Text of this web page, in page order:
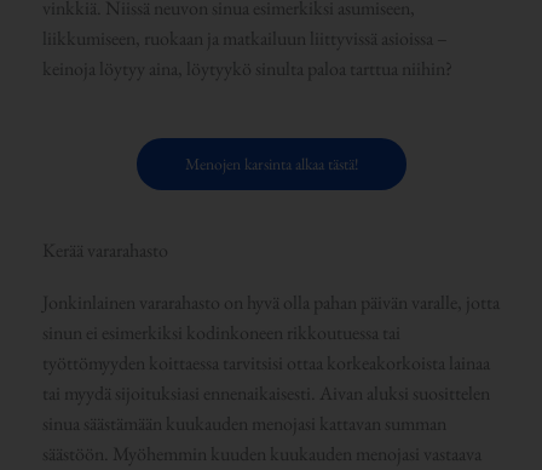
vinkkiä. Niissä neuvon sinua esimerkiksi asumiseen,
liikkumiseen, ruokaan ja matkailuun liittyvissä asioissa –
keinoja löytyy aina, löytyykö sinulta paloa tarttua niihin?
Menojen karsinta alkaa tästä!
Kerää vararahasto
Jonkinlainen vararahasto on hyvä olla pahan päivän varalle, jotta
sinun ei esimerkiksi kodinkoneen rikkoutuessa tai
työttömyyden koittaessa tarvitsisi ottaa korkeakorkoista lainaa
tai myydä sijoituksiasi ennenaikaisesti. Aivan aluksi suosittelen
sinua säästämään kuukauden menojasi kattavan summan
säästöön. Myöhemmin kuuden kuukauden menojasi vastaava